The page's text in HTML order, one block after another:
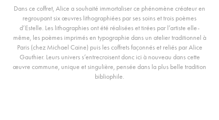
Dans ce coffret, Alice a souhaité immortaliser ce phénomène créateur en
regroupant six œuvres lithographiées par ses soins et trois poèmes
d’Estelle. Les lithographies ont été réalisées et tirées par l’artiste elle-
même, les poèmes imprimés en typographie dans un atelier traditionnel à
Paris (chez Michael Caine) puis les coffrets façonnés et reliés par Alice
Gauthier. Leurs univers s’entrecroisent donc ici à nouveau dans cette
œuvre commune, unique et singulière, pensée dans la plus belle tradition
bibliophile.